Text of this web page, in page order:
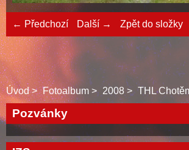
← Předchozí Další → Zpět do složky
Úvod Fotoalbum 2008 THL
Pozvánky